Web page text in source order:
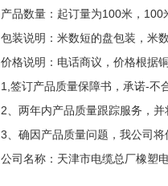
产品数量：起订量为100米，100
包装说明：米数短的盘包装，米
价格说明：电话商议，价格根据
1,签订产品质量保障书，承诺-不
2、两年内产品质量跟踪服务，
3、确因产品质量问题，我公司
公司名称：天津市电缆总厂橡塑